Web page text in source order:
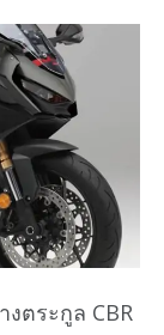
ตระกูล CBR